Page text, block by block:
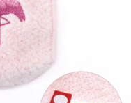
いたします。割引サービスは一